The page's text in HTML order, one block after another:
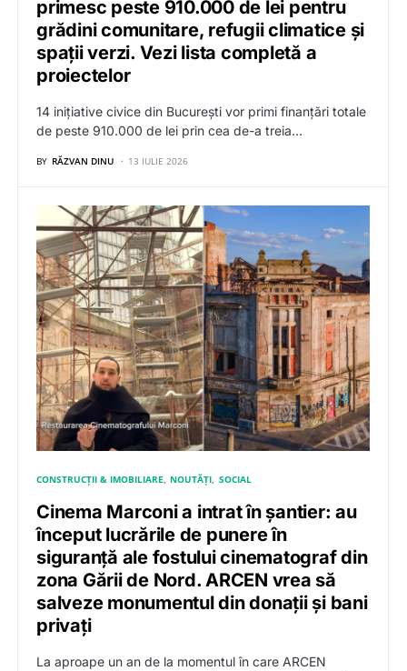
primesc peste 910.000 de lei pentru
grădini comunitare, refugii climatice și
spații verzi. Vezi lista completă a
proiectelor
14 inițiative civice din București vor primi finanțări totale
de peste 910.000 de lei prin cea de-a treia…
BY RĂZVAN DINU 13 IULIE 2026
CONSTRUCȚII & IMOBILIARE NOUTĂȚI SOCIAL
Cinema Marconi a intrat în șantier: au
început lucrările de punere în
siguranță ale fostului cinematograf din
zona Gării de Nord. ARCEN vrea să
salveze monumentul din donații și bani
privați
La aproape un an de la momentul în care ARCEN